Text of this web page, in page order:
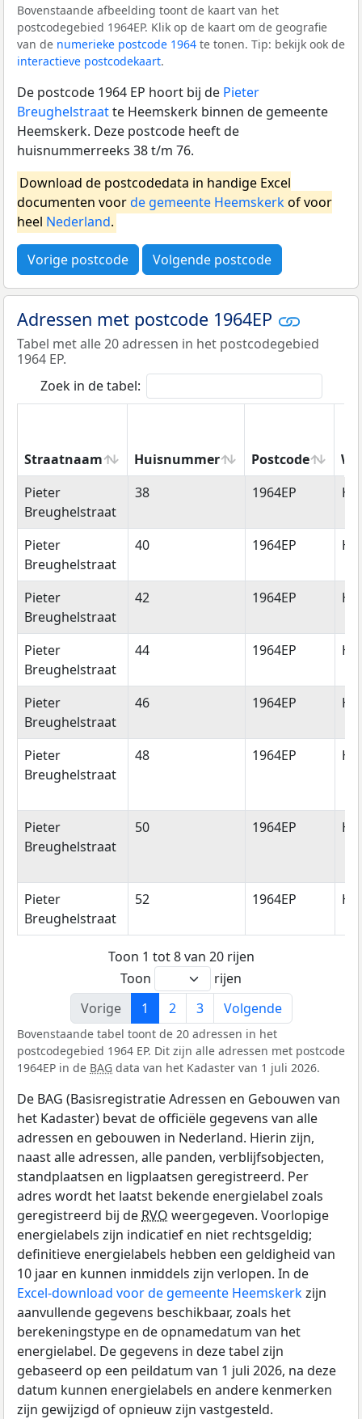
Bovenstaande afbeelding toont de kaart van het
postcodegebied 1964EP. Klik op de kaart om de geografie
van de numerieke postcode 1964 te tonen. Tip: bekijk ook de
interactieve postcodekaart.
De postcode 1964 EP hoort bij de Pieter
Breughelstraatte Heemskerk binnen de gemeente
Heemskerk. Deze postcode heeft de
huisnummerreeks 38 t/m 76.
Download de postcodedata in handige Excel
documenten voorde gemeente Heemskerkof voor
heel Nederland.
Vorige postcode Volgende postcode
Adressen met postcode 1964EP
Tabel met alle 20 adressen in het postcodegebied
1964 EP.
Zoek in de tabel:
Straatnaam Huisnummer Postcode
Straatnaam
Huisnummer Postcode
Pieter
Breughelstraat
38 1964EP
Pieter
Breughelstraat
40 1964EP
Pieter
Breughelstraat
42 1964EP
Pieter
Breughelstraat
44 1964EP
Pieter
Breughelstraat
46 1964EP
Pieter
Breughelstraat
48 1964EP
Pieter
Breughelstraat
50 1964EP
Pieter
Breughelstraat
52 1964EP
Toon 1 tot 8 van 20 rijen
Toon
rijen
Vorige
1 2 3 Volgende
Bovenstaande tabel toont de 20 adressen in het
postcodegebied 1964 EP. Dit zijn alle adressen met postcode
1964EP in de BAG data van het Kadaster van 1 juli 2026.
De BAG (Basisregistratie Adressen en Gebouwen van
het Kadaster) bevat de officiële gegevens van alle
adressen en gebouwen in Nederland. Hierin zijn,
naast alle adressen, alle panden, verblijfsobjecten,
standplaatsen en ligplaatsen geregistreerd. Per
adres wordt het laatst bekende energielabel zoals
geregistreerd bij de RVO weergegeven. Voorlopige
energielabels zijn indicatief en niet rechtsgeldig;
definitieve energielabels hebben een geldigheid van
10 jaar en kunnen inmiddels zijn verlopen. In de
Excel-download voor de gemeente Heemskerkzijn
aanvullende gegevens beschikbaar, zoals het
berekeningstype en de opnamedatum van het
energielabel. De gegevens in deze tabel zijn
gebaseerd op een peildatum van 1 juli 2026, na deze
datum kunnen energielabels en andere kenmerken
zijn gewijzigd of opnieuw zijn vastgesteld.